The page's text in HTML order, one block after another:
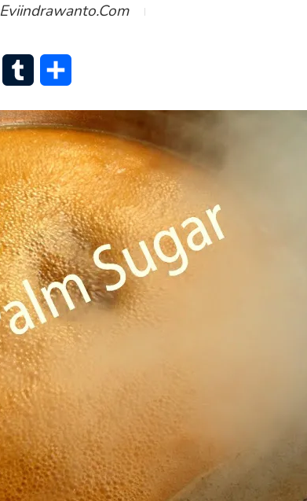
Eviindrawanto.com
Messenger
Tumblr